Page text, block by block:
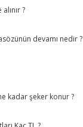
?
devamı nedir ?
kadar şeker konur ?